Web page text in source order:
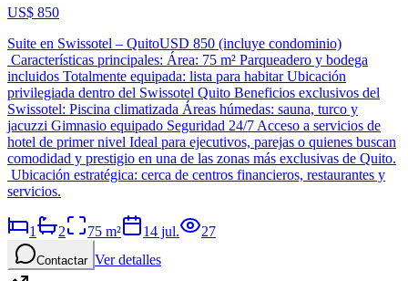
US$ 850
Suite en Swissotel – QuitoUSD 850 (incluye condominio)
Características principales: Área: 75 m² Parqueadero y bodega
incluidos Totalmente equipada: lista para habitar Ubicación
privilegiada dentro del Swissotel Quito Beneficios exclusivos del
Swissotel: Piscina climatizada Áreas húmedas: sauna, turco y
jacuzzi Gimnasio equipado Seguridad 24/7 Acceso a servicios de
hotel de primer nivel Ideal para ejecutivos, parejas o quienes buscan
comodidad y prestigio en una de las zonas más exclusivas de Quito.
Ubicación estratégica: cerca de centros financieros, restaurantes y
servicios.
1 2 75 m² 14 jul. 27
Contactar Ver detalles